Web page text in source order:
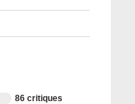
86 critiques